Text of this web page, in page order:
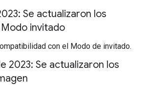
Se actualizaron los
invitado
con el Modo de invitado.
2023: Se actualizaron los